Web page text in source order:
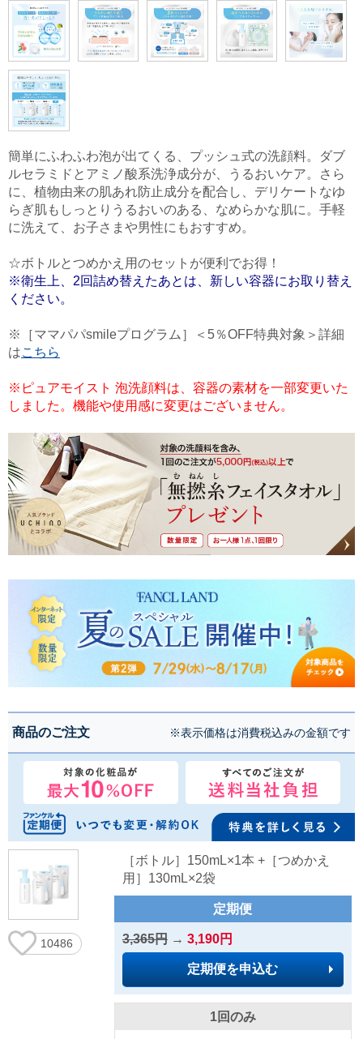
簡単にふわふわ泡が出てくる、プッシュ式の洗顔料。ダブ
ルセラミドとアミノ酸系洗浄成分が、うるおいケア。さら
に、植物由来の肌あれ防止成分を配合し、デリケートなゆ
らぎ肌もしっとりうるおいのある、なめらかな肌に。手軽
に洗えて、お子さまや男性にもおすすめ。
☆ボトルとつめかえ用のセットが便利でお得！
※衛生上、2回詰め替えたあとは、新しい容器にお取り替え
ください。
※［ママパパsmileプログラム］＜5％OFF特典対象＞詳細
はこちら
※ピュアモイスト 泡洗顔料は、容器の素材を一部変更いた
しました。機能や使用感に変更はございません。
商品のご注文 ※表示価格は消費税込みの金額です
10486
［ボトル］150mL×1本 +［つめかえ
用］130mL×2袋
定期便
3,365円→ 3,190円
定期便を申込む
1回のみ